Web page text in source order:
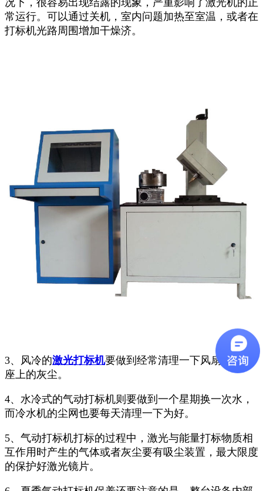
常运行。可以通过关机，室内问题加热至室温，或者在
打标机光路周围增加干燥济。
3、风冷的激光打标机要做到经常清理一下风扇及光具
座上的灰尘。
4、水冷式的气动打标机则要做到一个星期换一次水，
而冷水机的尘网也要每天清理一下为好。
5、气动打标机打标的过程中，激光与能量打标物质相
互作用时产生的气体或者灰尘要有吸尘装置，最大限度
的保护好激光镜片。